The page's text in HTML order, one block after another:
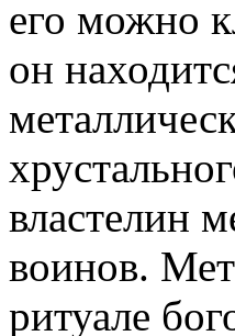
его можно
он
властелин
воинов.
ритуале